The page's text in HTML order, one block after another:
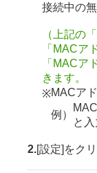
接続中の
（上記の
「MACア
「MACア
きます。
※MACア
例）
と入
2. [設定]をク